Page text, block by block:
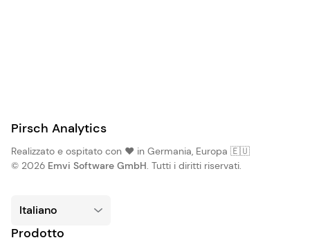
Pirsch Analytics
Realizzato e ospitato con ❤️ in Germania, Europa 🇪🇺
© 2026 Emvi Software GmbH. Tutti i diritti riservati.
Prodotto